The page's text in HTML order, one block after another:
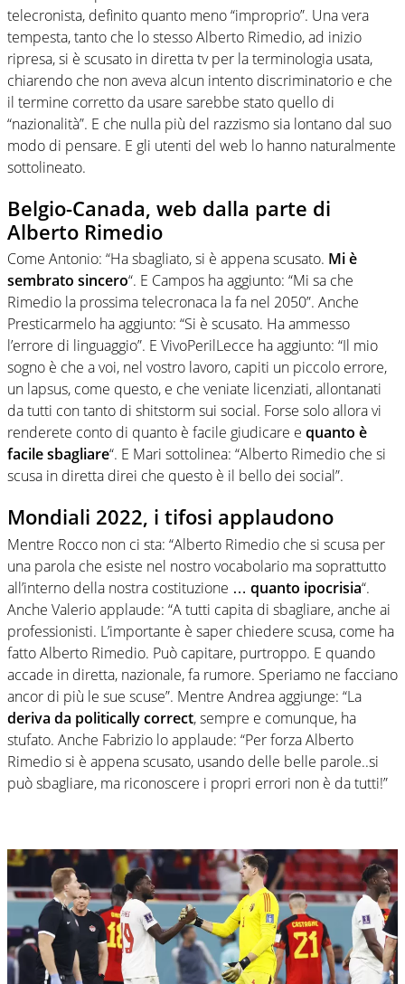
telecronista, definito quanto meno “improprio”. Una vera
tempesta, tanto che lo stesso Alberto Rimedio, ad inizio
ripresa, si è scusato in diretta tv per la terminologia usata,
chiarendo che non aveva alcun intento discriminatorio e che
il termine corretto da usare sarebbe stato quello di
“nazionalità”. E che nulla più del razzismo sia lontano dal suo
modo di pensare. E gli utenti del web lo hanno naturalmente
sottolineato.
Belgio-Canada, web dalla parte di
Alberto Rimedio
Come Antonio: “Ha sbagliato, si è appena scusato. Mi è
sembrato sincero“. E Campos ha aggiunto: “Mi sa che
Rimedio la prossima telecronaca la fa nel 2050”. Anche
Presticarmelo ha aggiunto: “Si è scusato. Ha ammesso
l’errore di linguaggio”. E VivoPerilLecce ha aggiunto: “Il mio
sogno è che a voi, nel vostro lavoro, capiti un piccolo errore,
un lapsus, come questo, e che veniate licenziati, allontanati
da tutti con tanto di shitstorm sui social. Forse solo allora vi
renderete conto di quanto è facile giudicare e quanto è
facile sbagliare“. E Mari sottolinea: “Alberto Rimedio che si
scusa in diretta direi che questo è il bello dei social”.
Mondiali 2022, i tifosi applaudono
Mentre Rocco non ci sta: “Alberto Rimedio che si scusa per
una parola che esiste nel nostro vocabolario ma soprattutto
all’interno della nostra costituzione … quanto ipocrisia“.
Anche Valerio applaude: “A tutti capita di sbagliare, anche ai
professionisti. L’importante è saper chiedere scusa, come ha
fatto Alberto Rimedio. Può capitare, purtroppo. E quando
accade in diretta, nazionale, fa rumore. Speriamo ne facciano
ancor di più le sue scuse”. Mentre Andrea aggiunge: “La
deriva da politically correct, sempre e comunque, ha
stufato. Anche Fabrizio lo applaude: “Per forza Alberto
Rimedio si è appena scusato, usando delle belle parole..si
può sbagliare, ma riconoscere i propri errori non è da tutti!”